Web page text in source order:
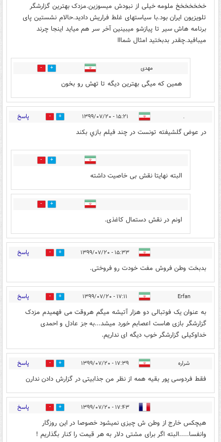
خخخخخخخ ملومه خیلی از نبودش میسوزین.مزدک بهترین گزارشگر
تلویزیون ایران بود.با سیاستهای غلط فراریش دادید.حالام نشستین پای
برنامه هاش سیر تا پیازشو میبینین آخر سر هم میاید اینجا چرند
میبافید.چقدر بدبختید امثال شمااا
مهدی 2
همین که میگی بهترین دیگه تا تهش رو بخون
. ۱۵:۲۱ - ۱۳۹۹/۰۷/۲۰ 12 پاسخ
در عوض گلشيفته تونست در چند فيلم بازي بکند
3
البته نهایتا نقش بی خاصیت داشته
2
اونم در نقش دستمال کاغذی.
۱۵:۳۳ - ۱۳۹۹/۰۷/۲۰ 3 پاسخ
بدبخت وطن فروش مفت خودت رو فروختی.
Erfan ۱۷:۱۱ - ۱۳۹۹/۰۷/۲۰ 2 پاسخ
به عنوان یک فوتبالی دو هزار آتیشه میگم هروقت می فهمیدم مزدک
گزارشگر بازی هاست اعصابم خورد میشد...به جز عادل و احمدی
خداوکیلی گزارشگر خوب دیگه ای نداریم.
شراره ۱۷:۳۹ - ۱۳۹۹/۰۷/۲۰ 3 پاسخ
فقط فردوسی پور بقیه همه از نظر من جذابیتی در گزارش دادن ندارن
۱۷:۴۳ - ۱۳۹۹/۰۷/۲۰ 3 پاسخ
هیچکس خارج از وطن ش چیزی نمیشود خصوصا در این روزگار
وانفسا.....البته اگر برای مشتی دلار به هر قیمت را کنار بگذاریم !